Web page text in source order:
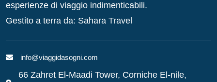
esperienze di viaggio indimenticabili.
Gestito a terra da: Sahara Travel
info@viaggidasogni.com
66 Zahret El-Maadi Tower, Corniche El-nile,